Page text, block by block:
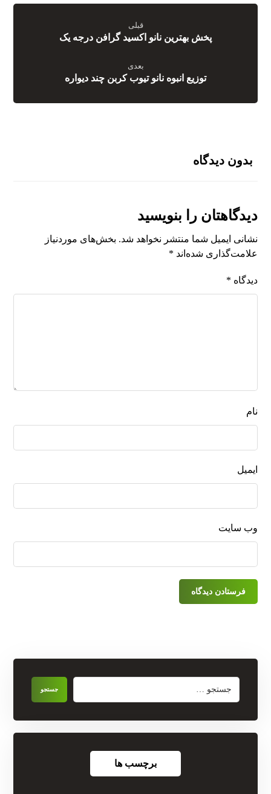
قبلی
پخش بهترین نانو اکسید گرافن درجه یک
بعدی
توزیع انبوه نانو تیوب کربن چند دیواره
بدون دیدگاه
دیدگاهتان را بنویسید
نشانی ایمیل شما منتشر نخواهد شد. بخش‌های موردنیاز
علامت‌گذاری شده‌اند *
دیدگاه *
نام
ایمیل
وب‌ سایت
برچسب ها